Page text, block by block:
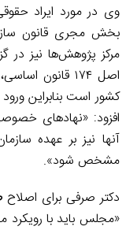
وی در مورد ایراد
بخش مجری قانون
مرکز پژوهش‌ها نیز در
اصل ۱۷۴ قانون
کشور است بنابراین
افزود: «نهادهای
آنها نیز بر عهده
مشخص شود».
دکتر صرفی برای اصلاح
«مجلس باید با رویکرد